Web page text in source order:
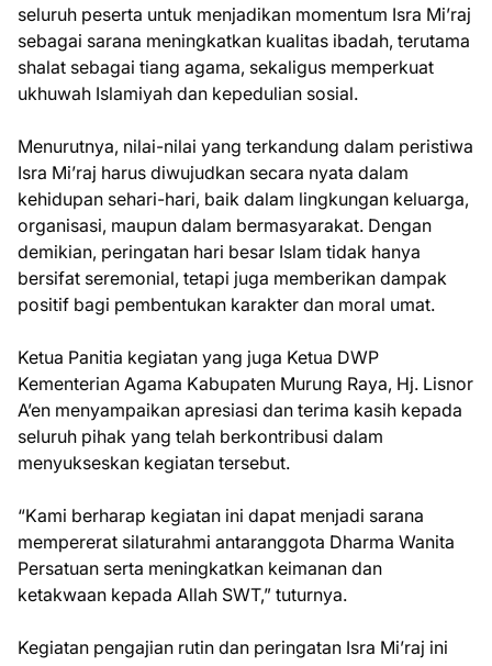
seluruh peserta untuk menjadikan momentum Isra Mi’raj
sebagai sarana meningkatkan kualitas ibadah, terutama
shalat sebagai tiang agama, sekaligus memperkuat
ukhuwah Islamiyah dan kepedulian sosial.
Menurutnya, nilai-nilai yang terkandung dalam peristiwa
Isra Mi’raj harus diwujudkan secara nyata dalam
kehidupan sehari-hari, baik dalam lingkungan keluarga,
organisasi, maupun dalam bermasyarakat. Dengan
demikian, peringatan hari besar Islam tidak hanya
bersifat seremonial, tetapi juga memberikan dampak
positif bagi pembentukan karakter dan moral umat.
Ketua Panitia kegiatan yang juga Ketua DWP
Kementerian Agama Kabupaten Murung Raya, Hj. Lisnor
A’en menyampaikan apresiasi dan terima kasih kepada
seluruh pihak yang telah berkontribusi dalam
menyukseskan kegiatan tersebut.
“Kami berharap kegiatan ini dapat menjadi sarana
mempererat silaturahmi antaranggota Dharma Wanita
Persatuan serta meningkatkan keimanan dan
ketakwaan kepada Allah SWT,” tuturnya.
Kegiatan pengajian rutin dan peringatan Isra Mi’raj ini